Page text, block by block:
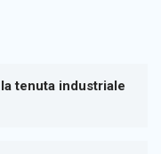
tenuta industriale